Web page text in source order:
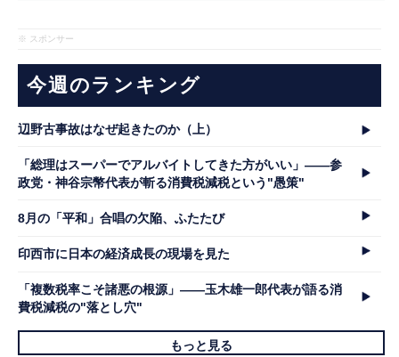
※ スポンサー
今週のランキング
辺野古事故はなぜ起きたのか（上）
「総理はスーパーでアルバイトしてきた方がいい」――参
政党・神谷宗幣代表が斬る消費税減税という"愚策"
8月の「平和」合唱の欠陥、ふたたび
印西市に日本の経済成長の現場を見た
「複数税率こそ諸悪の根源」――玉木雄一郎代表が語る消
費税減税の"落とし穴"
もっと見る